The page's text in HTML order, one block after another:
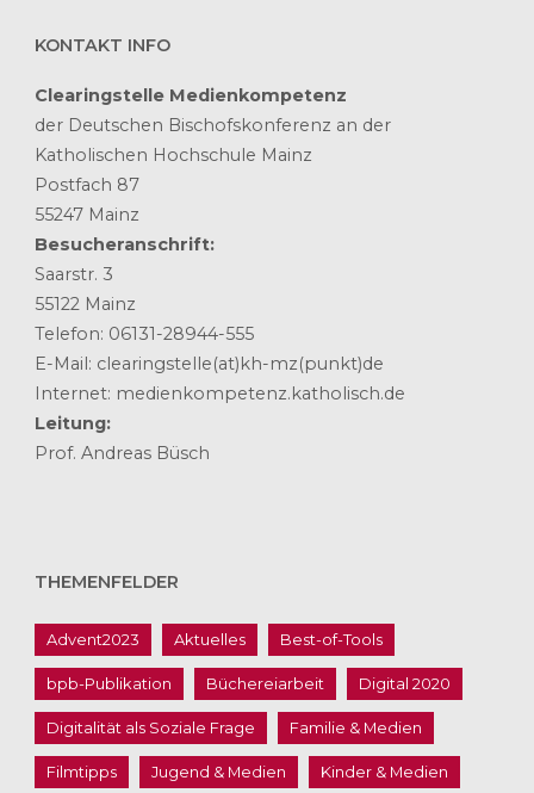
KONTAKT INFO
Clearingstelle Medienkompetenz
der Deutschen Bischofskonferenz an der
Katholischen Hochschule Mainz
Postfach 87
55247 Mainz
Besucheranschrift:
Saarstr. 3
55122 Mainz
Telefon: 06131-28944-555
E-Mail: clearingstelle(at)kh-mz(punkt)de
Internet: medienkompetenz.katholisch.de
Leitung:
Prof. Andreas Büsch
THEMENFELDER
Advent2023 Aktuelles Best-of-Tools
bpb-Publikation Büchereiarbeit Digital 2020
Digitalität als Soziale Frage Familie & Medien
Filmtipps Jugend & Medien Kinder & Medien